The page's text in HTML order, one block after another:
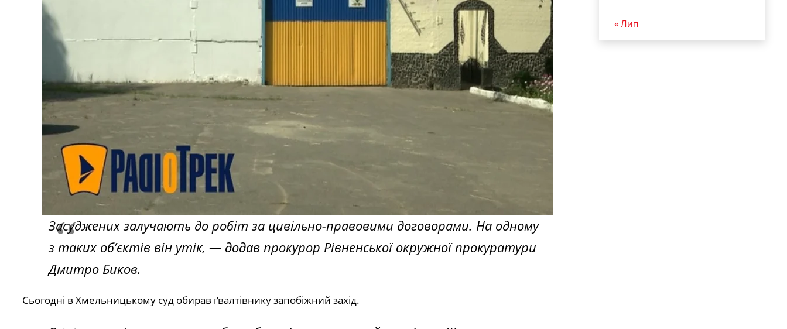
Засуджених залучають до робіт за цивільно-правовими договорами. На одному
з таких об’єктів він утік, — додав прокурор Рівненської окружної прокуратури
Дмитро Биков.
Сьогодні в Хмельницькому суд обирав ґвалтівнику запобіжний захід.
« Лип